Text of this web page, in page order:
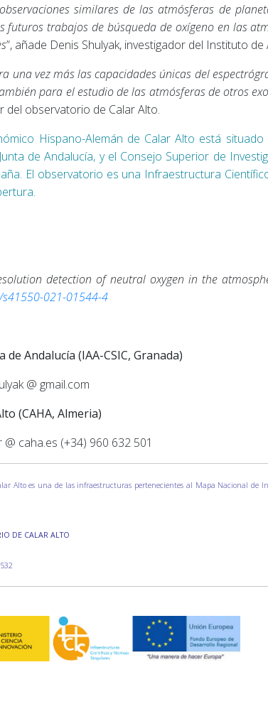
similares de las atmósferas de
futuros trabajos de búsqueda de oxígeno en las
”, añade Denis Shulyak, investigador del Instituto
una vez más las capacidades únicas del
para el estudio de las atmósferas de otros
del observatorio de Calar Alto.
Hispano-Alemán de Calar Alto está
de Andalucía, y el Consejo Superior de
El observatorio es una Infraestructura
detection of neutral oxygen in the
021-01544-4
Andalucía (IAA-CSIC, Granada)
@ gmail.com
(CAHA, Almeria)
caha.es (+34) 960 632 501
Alto es una de las infraestructuras pertenecientes al Mapa Nacional de
DE CALAR ALTO